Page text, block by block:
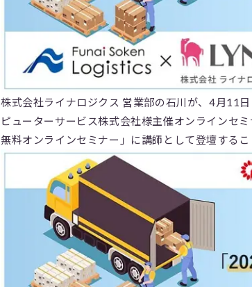
株式会社ライナロジクス 営業部の石川が、4月11
ピューターサービス株式会社様主催オンラインセ
無料オンラインセミナー」に講師として登壇するこ